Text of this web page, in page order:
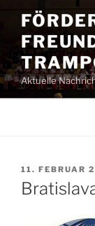
Inhalt
springen
Aktuelle
AM
11. FEBRUAR